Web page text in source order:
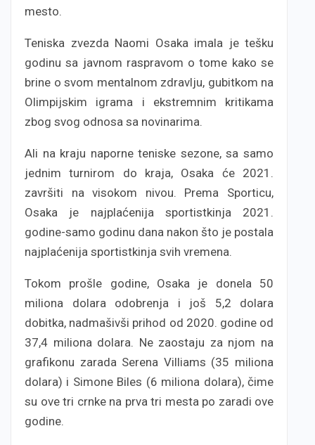
mesto.
Teniska zvezda Naomi Osaka imala je tešku
godinu sa javnom raspravom o tome kako se
brine o svom mentalnom zdravlju, gubitkom na
Olimpijskim igrama i ekstremnim kritikama
zbog svog odnosa sa novinarima.
Ali na kraju naporne teniske sezone, sa samo
jednim turnirom do kraja, Osaka će 2021.
završiti na visokom nivou. Prema Sporticu,
Osaka je najplaćenija sportistkinja 2021.
godine-samo godinu dana nakon što je postala
najplaćenija sportistkinja svih vremena.
Tokom prošle godine, Osaka je donela 50
miliona dolara odobrenja i još 5,2 dolara
dobitka, nadmašivši prihod od 2020. godine od
37,4 miliona dolara. Ne zaostaju za njom na
grafikonu zarada Serena Villiams (35 miliona
dolara) i Simone Biles (6 miliona dolara), čime
su ove tri crnke na prva tri mesta po zaradi ove
godine.